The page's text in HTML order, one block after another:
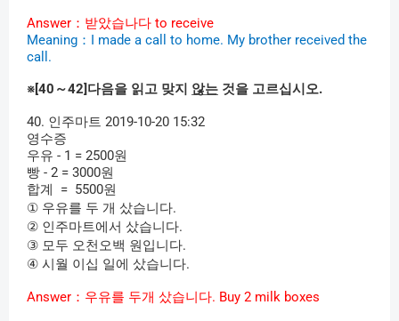
Answer ：받았습나다 to receive
Meaning ：
I made a call to home. My brother received the
call.
※[40 ～42] 다음을 읽고 맞지 않는 것을 고르십시오.
40. 인주마트 2019-10-20 15:32
영수증
우유 - 1 = 2500원
빵 - 2 = 3000원
합계
= 5500원
① 우유를 두 개 샀습니다.
② 인주마트에서 샀습니다.
③ 모두 오천오백 원입니다.
④ 시월 이십 일에 샀습니다.
Answer ：우유를 두개 샀습니다. Buy 2 milk boxes